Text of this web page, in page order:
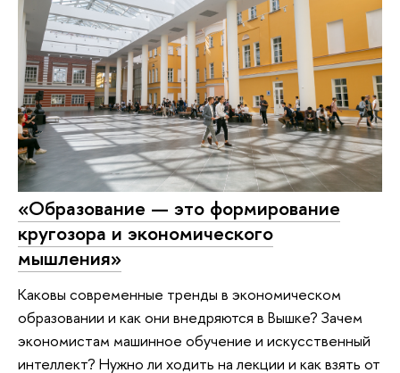
«Образование — это формирование
кругозора и экономического
мышления»
Каковы современные тренды в экономическом
образовании и как они внедряются в Вышке? Зачем
экономистам машинное обучение и искусственный
интеллект? Нужно ли ходить на лекции и как взять от